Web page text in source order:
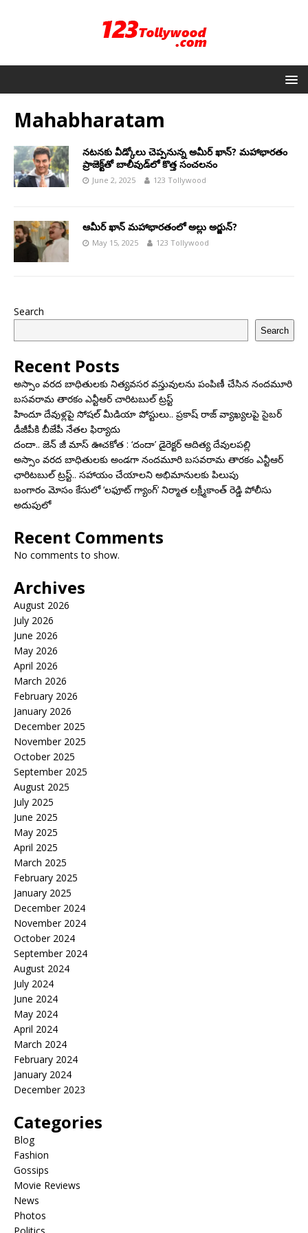
Mahabharatam
నటనకు వీడ్కోలు చెప్పనున్న అమీర్ ఖాన్? మహాభారతం
ప్రాజెక్ట్‌తో బాలీవుడ్‌లో కొత్త సంచలనం
June 2, 2025 123 Tollywood
ఆమీర్ ఖాన్ మహాభారతంలో అల్లు అర్జున్?
May 15, 2025 123 Tollywood
Search
Search
Recent Posts
అస్సాం వరద బాధితులకు నిత్యవసర వస్తువులను పంపిణీ చేసిన నందమూరి
బసవరామ తారకం ఎన్టీఆర్ చారిటబుల్ ట్రస్ట్
హిందూ దేవుళ్లపై సోషల్ మీడియా పోస్టులు.. ప్రకాష్ రాజ్ వ్యాఖ్యలపై సైబర్
డీజీపీకి బీజేపీ నేతల ఫిర్యాదు
దందా.. జెన్ జీ మాస్ ఊచకోత : ‘దందా’ డైరెక్ట‌ర్ ఆదిత్య దేవులపల్లి
అస్సాం వరద బాధితులకు అండగా నందమూరి బసవరామ తారకం ఎన్టీఆర్
ఛారిటబుల్ ట్రస్ట్.. సహాయం చేయాలని అభిమానులకు పిలుపు
బంగారం మోసం కేసులో ‘లఫూట్ గ్యాంగ్’ నిర్మాత లక్ష్మీకాంత్ రెడ్డి పోలీసు
అదుపులో
Recent Comments
No comments to show.
Archives
August 2026
July 2026
June 2026
May 2026
April 2026
March 2026
February 2026
January 2026
December 2025
November 2025
October 2025
September 2025
August 2025
July 2025
June 2025
May 2025
April 2025
March 2025
February 2025
January 2025
December 2024
November 2024
October 2024
September 2024
August 2024
July 2024
June 2024
May 2024
April 2024
March 2024
February 2024
January 2024
December 2023
Categories
Blog
Fashion
Gossips
Movie Reviews
News
Photos